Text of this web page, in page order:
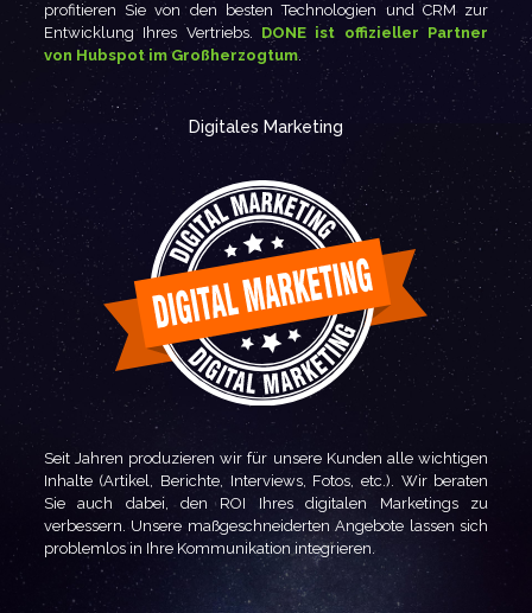
profitieren Sie von den besten Technologien und CRM zur
Entwicklung Ihres Vertriebs. DONE ist offizieller Partner
von Hubspot im Großherzogtum.
Digitales Marketing
Seit Jahren produzieren wir für unsere Kunden alle wichtigen
Inhalte (Artikel, Berichte, Interviews, Fotos, etc.). Wir beraten
Sie auch dabei, den ROI Ihres digitalen Marketings zu
verbessern. Unsere maßgeschneiderten Angebote lassen sich
problemlos in Ihre Kommunikation integrieren.